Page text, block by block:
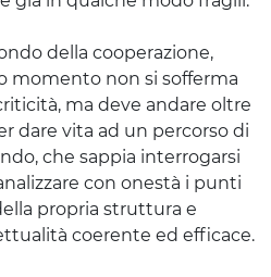
della cooperazione,
momento non si sofferma
ma deve andare oltre
dare vita ad un percorso di
che sappia interrogarsi
con onestà i punti
propria struttura e
coerente ed efficace.